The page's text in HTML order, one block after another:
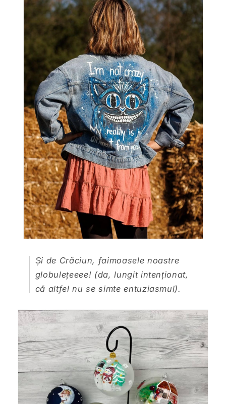
Și de Crăciun, faimoasele noastre
globulețeeee! (da, lungit intenționat,
că altfel nu se simte entuziasmul).